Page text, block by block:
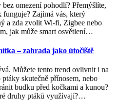
omezení pohodlí? Přemýšlíte,
funguje? Zajímá vás, který
a zda zvolit Wi-fi, Zigbee nebo
jak může smart osvětlení…
– zahrada jako útočiště
Můžete tento trend ovlivnit i na
skutečně přínosem, nebo
budku před kočkami a kunou?
druhy ptáků využívají?…